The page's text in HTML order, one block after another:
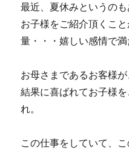
最近、夏休みというの
お子様をご紹介頂くこ
量・・・嬉しい感情で満
お母さまであるお客様
結果に喜ばれてお子様
れ。
この仕事をしていて、